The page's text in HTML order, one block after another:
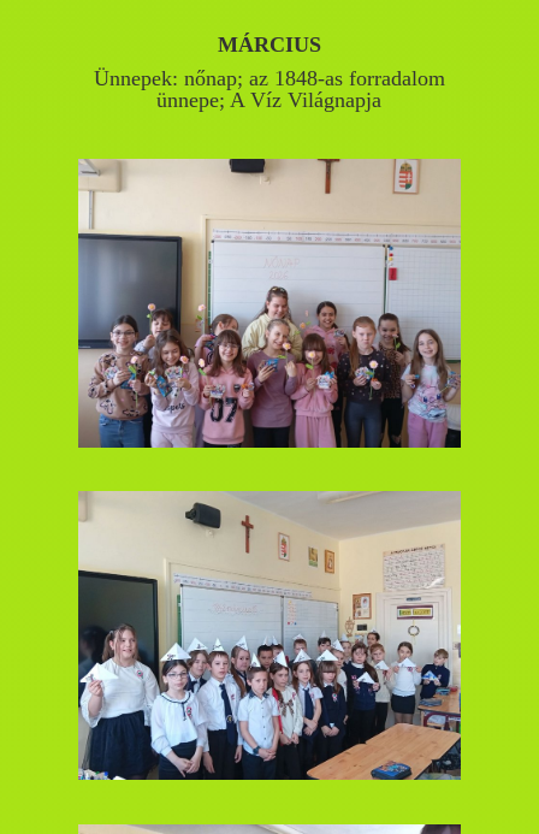
MÁRCIUS
Ünnepek: nőnap; az 1848-as forradalom
ünnepe; A Víz Világnapja